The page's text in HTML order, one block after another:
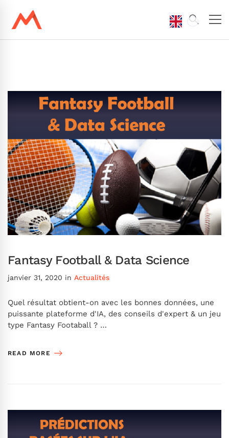
Fantasy Football & Data Science
janvier 31, 2020 in Actualités
Quel résultat obtient-on avec les bonnes données, une
puissante plateforme d'IA, des conseils d'expert & un jeu
type Fantasy Footaball ? …
READ MORE